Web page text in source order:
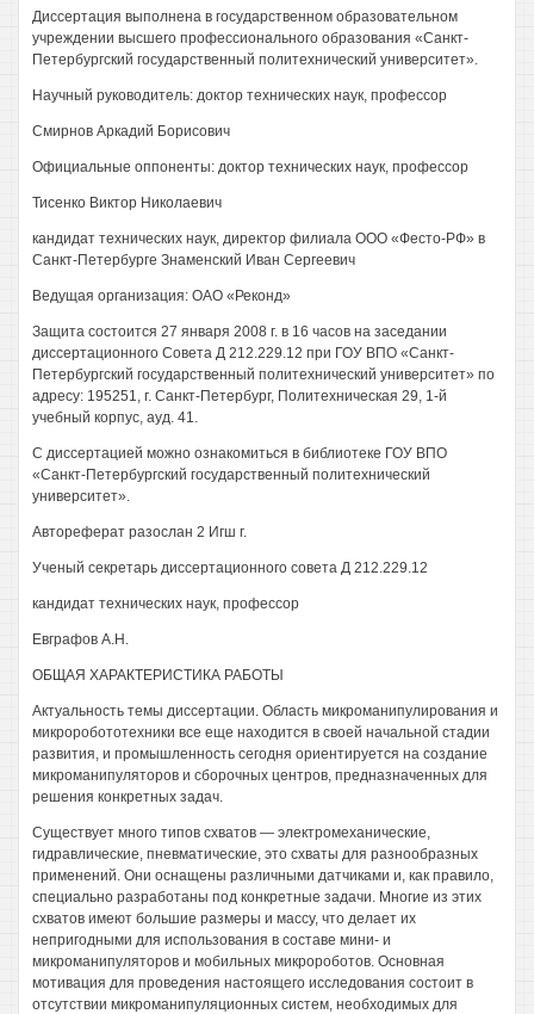
Диссертация выполнена в государственном образовательном
учреждении высшего профессионального образования «Санкт-
Петербургский государственный политехнический университет».
Научный руководитель: доктор технических наук, профессор
Смирнов Аркадий Борисович
Официальные оппоненты: доктор технических наук, профессор
Тисенко Виктор Николаевич
кандидат технических наук, директор филиала ООО «Фесто-РФ» в
Санкт-Петербурге Знаменский Иван Сергеевич
Ведущая организация: ОАО «Реконд»
Защита состоится 27 января 2008 г. в 16 часов на заседании
диссертационного Совета Д 212.229.12 при ГОУ ВПО «Санкт-
Петербургский государственный политехнический университет» по
адресу: 195251, г. Санкт-Петербург, Политехническая 29, 1-й
учебный корпус, ауд. 41.
С диссертацией можно ознакомиться в библиотеке ГОУ ВПО
«Санкт-Петербургский государственный политехнический
университет».
Автореферат разослан 2 Игш г.
Ученый секретарь диссертационного совета Д 212.229.12
кандидат технических наук, профессор
Евграфов А.Н.
ОБЩАЯ ХАРАКТЕРИСТИКА РАБОТЫ
Актуальность темы диссертации. Область микроманипулирования и
микроробототехники все еще находится в своей начальной стадии
развития, и промышленность сегодня ориентируется на создание
микроманипуляторов и сборочных центров, предназначенных для
решения конкретных задач.
Существует много типов схватов — электромеханические,
гидравлические, пневматические, это схваты для разнообразных
применений. Они оснащены различными датчиками и, как правило,
специально разработаны под конкретные задачи. Многие из этих
схватов имеют большие размеры и массу, что делает их
непригодными для использования в составе мини- и
микроманипуляторов и мобильных микророботов. Основная
мотивация для проведения настоящего исследования состоит в
отсутствии микроманипуляционных систем, необходимых для